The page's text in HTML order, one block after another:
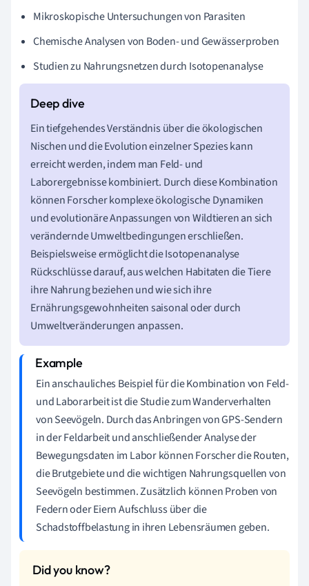
Mikroskopische Untersuchungen von Parasiten
Chemische Analysen von Boden- und Gewässerproben
Studien zu Nahrungsnetzen durch Isotopenanalyse
Ein tiefgehendes Verständnis über die ökologischen
Nischen und die Evolution einzelner Spezies kann
erreicht werden, indem man Feld- und
Laborergebnisse kombiniert. Durch diese Kombination
können Forscher komplexe ökologische Dynamiken
und evolutionäre Anpassungen von Wildtieren an sich
verändernde Umweltbedingungen erschließen.
Beispielsweise ermöglicht die Isotopenanalyse
Rückschlüsse darauf, aus welchen Habitaten die Tiere
ihre Nahrung beziehen und wie sich ihre
Ernährungsgewohnheiten saisonal oder durch
Umweltveränderungen anpassen.
Ein anschauliches Beispiel für die Kombination von Feld-
und Laborarbeit ist die Studie zum Wanderverhalten
von Seevögeln. Durch das Anbringen von GPS-Sendern
in der Feldarbeit und anschließender Analyse der
Bewegungsdaten im Labor können Forscher die Routen,
die Brutgebiete und die wichtigen Nahrungsquellen von
Seevögeln bestimmen. Zusätzlich können Proben von
Federn oder Eiern Aufschluss über die
Schadstoffbelastung in ihren Lebensräumen geben.